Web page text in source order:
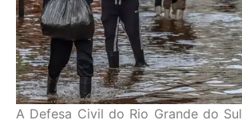
A Defesa Civil do Rio Grande do